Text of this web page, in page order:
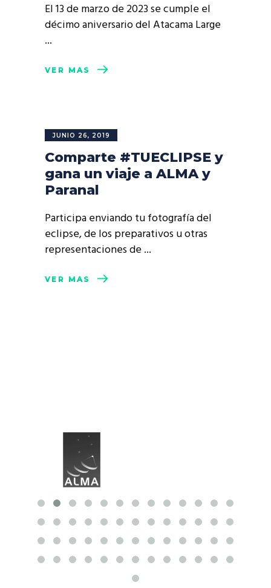
El 13 de marzo de 2023 se cumple el
décimo aniversario del Atacama Large
VER MÁS
JUNIO 26, 2019
Comparte #TUECLIPSE y
gana un viaje a ALMA y
Paranal
Participa enviando tu fotografía del
eclipse, de los preparativos u otras
representaciones de
VER MÁS